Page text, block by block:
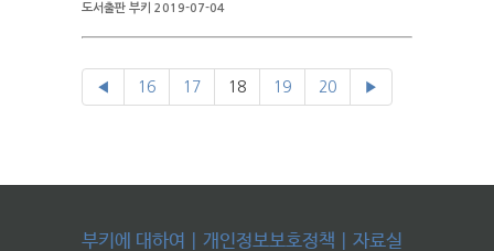
도서출판 부키 2019-07-04
◀ 16 17 18 19 20 ▶
부키에 대하여 개인정보보호정책 자료실